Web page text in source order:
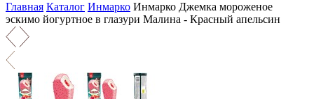
Главная Каталог Инмарко Инмарко Джемка мороженое
эскимо йогуртное в глазури Малина - Красный апельсин